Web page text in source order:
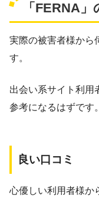
「FERNA
実際の被害者様から
す。
出会い系サイト利用
参考になるはずです。
良い口コミ
心優しい利用者様か